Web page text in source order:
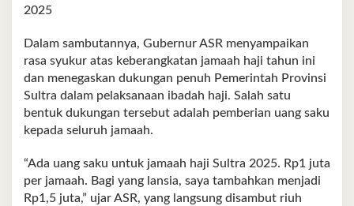
2025
Dalam sambutannya, Gubernur ASR menyampaikan
rasa syukur atas keberangkatan jamaah haji tahun ini
dan menegaskan dukungan penuh Pemerintah Provinsi
Sultra dalam pelaksanaan ibadah haji. Salah satu
bentuk dukungan tersebut adalah pemberian uang saku
kepada seluruh jamaah.
“Ada uang saku untuk jamaah haji Sultra 2025. Rp1 juta
per jamaah. Bagi yang lansia, saya tambahkan menjadi
Rp1,5 juta,” ujar ASR, yang langsung disambut riuh